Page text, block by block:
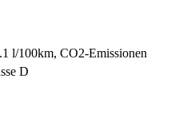
l/100km, CO2-Emissionen
D